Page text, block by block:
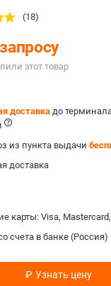
(18)
этот товар
доставкадо
из пункта выдачи
доставка
карты: Visa,
счета в банке (Россия)
₽ Узнать цену